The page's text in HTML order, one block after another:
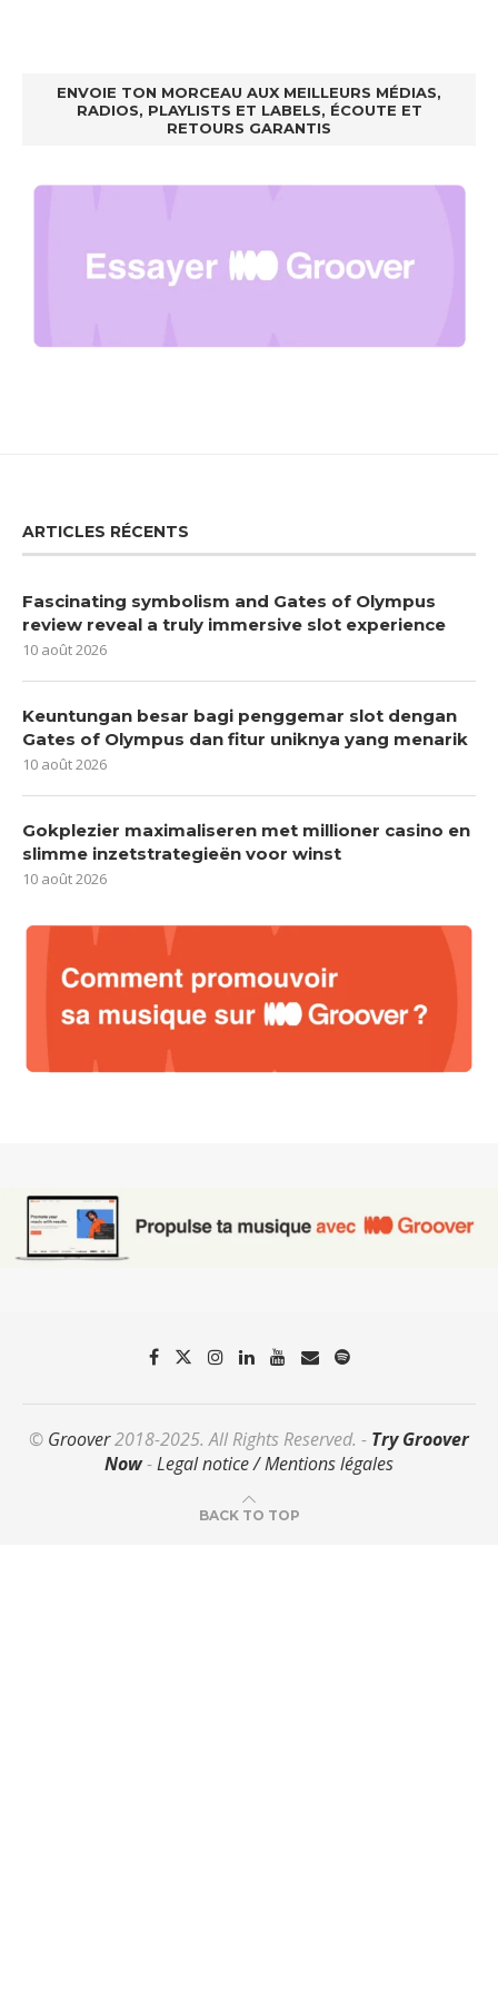
ENVOIE TON MORCEAU AUX MEILLEURS MÉDIAS,
RADIOS, PLAYLISTS ET LABELS, ÉCOUTE ET
RETOURS GARANTIS
ARTICLES RÉCENTS
Fascinating symbolism and Gates of Olympus
review reveal a truly immersive slot experience
10 août 2026
Keuntungan besar bagi penggemar slot dengan
Gates of Olympus dan fitur uniknya yang menarik
10 août 2026
Gokplezier maximaliseren met millioner casino en
slimme inzetstrategieën voor winst
10 août 2026
© Groover2018-2025. All Rights Reserved. - Try Groover
Now-Legal notice / Mentions légales
BACK TO TOP